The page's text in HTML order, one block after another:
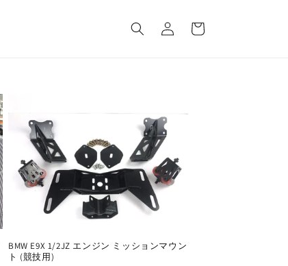
Log
in
Cart
BMW E9X 1/2JZ エンジン ミッションマウン
ト (競技用)